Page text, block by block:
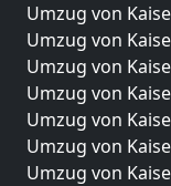
Umzug von
Umzug von
Umzug von
Umzug von
Umzug von
Umzug von
Umzug von